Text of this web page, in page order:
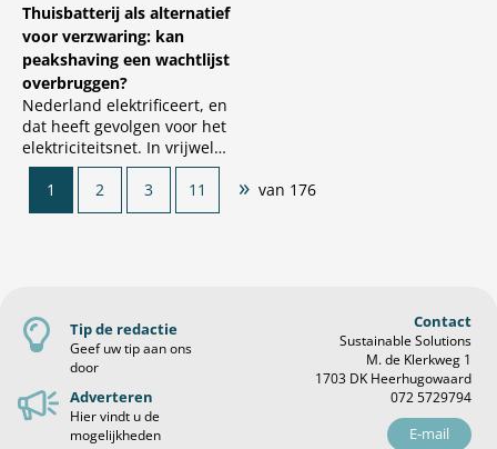
Thuisbatterij als alternatief
voor verzwaring: kan
peakshaving een wachtlijst
overbruggen?
Nederland elektrificeert, en
dat heeft gevolgen voor het
elektriciteitsnet. In vrijwel
heel Nederland gelden
inmiddels lange
wachttijden voor nieuwe en
1 2 3 11 » van 176
Tip de redactie
Geef uw tip aan ons
door
Adverteren
Hier vindt u de
mogelijkheden
Contact
Sustainable Solutions
M. de Klerkweg 1
1703 DK Heerhugowaard
072 5729794
E-mail